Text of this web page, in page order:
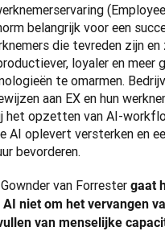
belangrijk voor een
die tevreden zijn
loyaler en meer
te omarmen.
aan EX en hun
het opzetten van AI-
AI oplevert versterken en
bevorderen.
van Forrester gaat
niet om het vervangen
van menselijke